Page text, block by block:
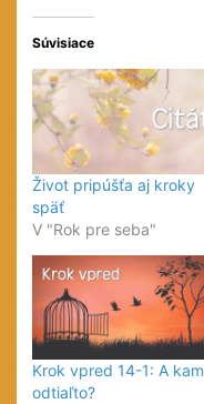
Súvisiace
Život pripúšťa aj kroky
späť
V "Rok pre seba"
Krok vpred 14-1: A kam
odtiaľto?